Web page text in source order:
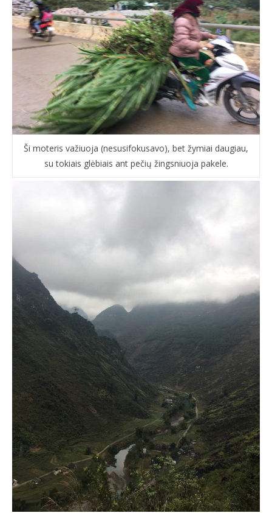
Ši moteris važiuoja (nesusifokusavo), bet žymiai daugiau,
su tokiais glėbiais ant pečių žingsniuoja pakele.